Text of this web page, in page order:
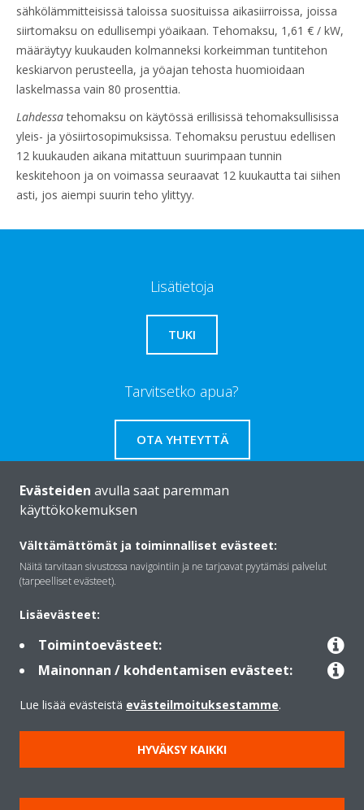
sähkölämmitteisissä taloissa suosituissa aikasiirroissa, joissa
siirtomaksu on edullisempi yöaikaan. Tehomaksu, 1,61 € / kW,
määräytyy kuukauden kolmanneksi korkeimman tuntitehon
keskiarvon perusteella, ja yöajan tehosta huomioidaan
laskelmassa vain 80 prosenttia.
Lahdessatehomaksu on käytössä erillisissä tehomaksullisissa
yleis- ja yösiirtosopimuksissa. Tehomaksu perustuu edellisen
12 kuukauden aikana mitattuun suurimpaan tunnin
keskitehoon ja on voimassa seuraavat 12 kuukautta tai siihen
asti, jos aiempi suurin teho ylittyy.
Lisätietoja
TUKI
Tarvitsetko apua?
OTA YHTEYTTÄ
Daikinista
Evästeiden avulla saat paremman
käyttökokemuksen
Välttämättömät ja toiminnalliset evästeet:
Näitä tarvitaan sivustossa navigointiin ja ne tarjoavat pyytämäsi palvelut
(tarpeelliset evästeet).
Lisäevästeet:
Toimintoevästeet:
Mainonnan / kohdentamisen evästeet:
Lue lisää evästeistä evästeilmoituksestamme.
HYVÄKSY KAIKKI